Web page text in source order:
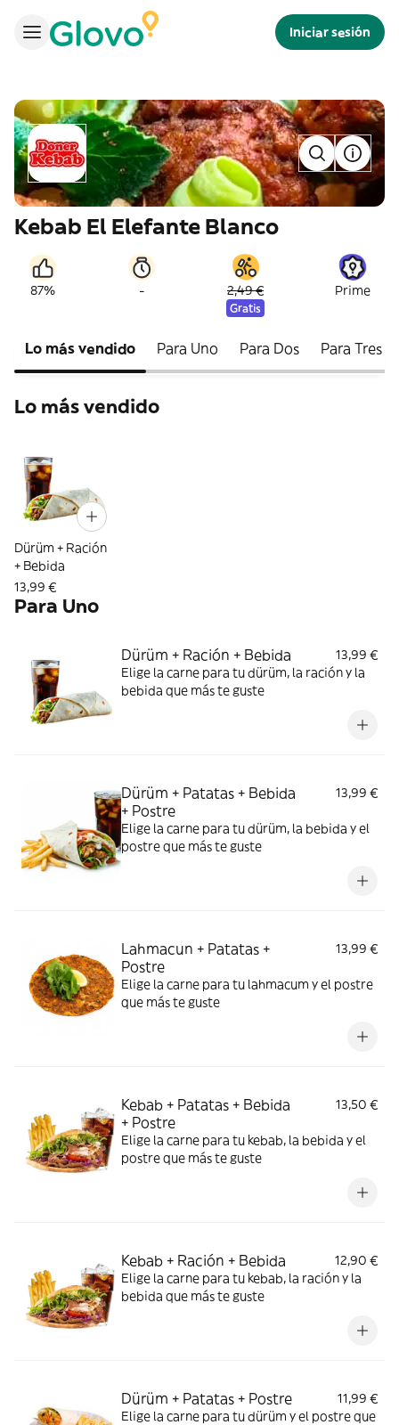
Iniciar sesión
Kebab El Elefante Blanco
87% - 2,49 €
Gratis
Prime
Lo más vendido Para Uno Para Dos Para Tres
Lo más vendido
Dürüm + Ración
+ Bebida
13,99 €
Para Uno
Dürüm + Ración + Bebida
13,99 €
Elige la carne para tu dürüm, la ración y la
bebida que más te guste
Dürüm + Patatas + Bebida
+ Postre
13,99 €
Elige la carne para tu dürüm, la bebida y el
postre que más te guste
Lahmacun + Patatas +
Postre
13,99 €
Elige la carne para tu lahmacum y el postre
que más te guste
Kebab + Patatas + Bebida
+ Postre
13,50 €
Elige la carne para tu kebab, la bebida y el
postre que más te guste
Kebab + Ración + Bebida
12,90 €
Elige la carne para tu kebab, la ración y la
bebida que más te guste
Dürüm + Patatas + Postre
11,99 €
Elige la carne para tu dürüm y el postre que